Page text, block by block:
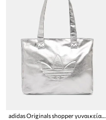
adidas Originals shopper γυναικεία από απομίμηση δέρματος